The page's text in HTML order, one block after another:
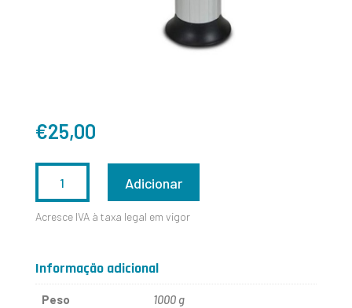
€25,00
DE
Adicionar
Acresce IVA à taxa legal em vigor
Informação adicional
Peso 1000 g